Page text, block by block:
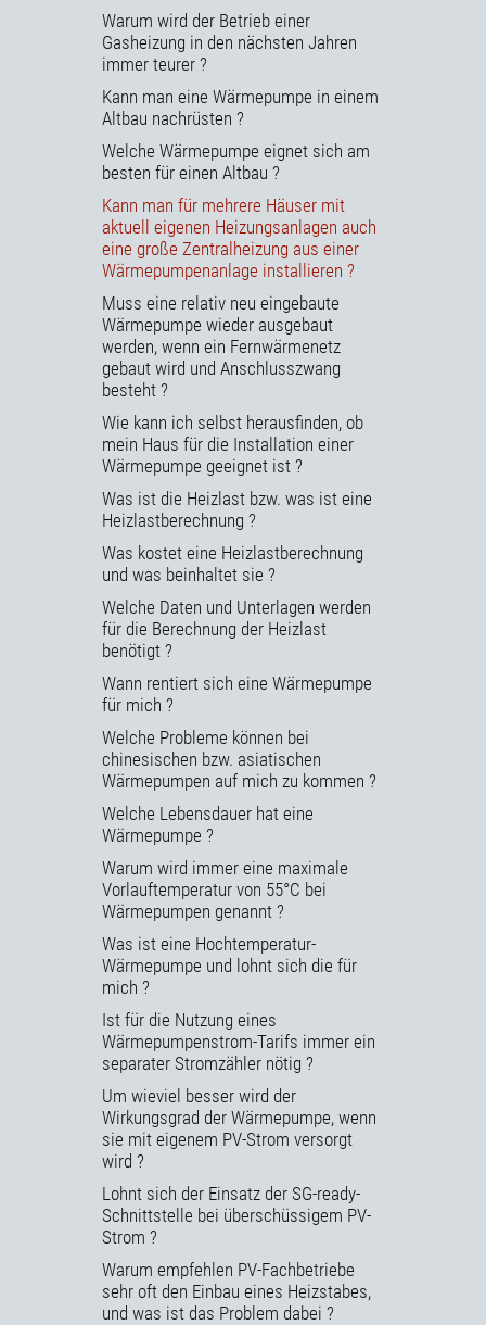
Warum wird der Betrieb einer
Gasheizung in den nächsten Jahren
immer teurer ?
Kann man eine Wärmepumpe in einem
Altbau nachrüsten ?
Welche Wärmepumpe eignet sich am
besten für einen Altbau ?
Kann man für mehrere Häuser mit
aktuell eigenen Heizungsanlagen auch
eine große Zentralheizung aus einer
Wärmepumpenanlage installieren ?
Muss eine relativ neu eingebaute
Wärmepumpe wieder ausgebaut
werden, wenn ein Fernwärmenetz
gebaut wird und Anschlusszwang
besteht ?
Wie kann ich selbst herausfinden, ob
mein Haus für die Installation einer
Wärmepumpe geeignet ist ?
Was ist die Heizlast bzw. was ist eine
Heizlastberechnung ?
Was kostet eine Heizlastberechnung
und was beinhaltet sie ?
Welche Daten und Unterlagen werden
für die Berechnung der Heizlast
benötigt ?
Wann rentiert sich eine Wärmepumpe
für mich ?
Welche Probleme können bei
chinesischen bzw. asiatischen
Wärmepumpen auf mich zu kommen ?
Welche Lebensdauer hat eine
Wärmepumpe ?
Warum wird immer eine maximale
Vorlauftemperatur von 55°C bei
Wärmepumpen genannt ?
Was ist eine Hochtemperatur-
Wärmepumpe und lohnt sich die für
mich ?
Ist für die Nutzung eines
Wärmepumpenstrom-Tarifs immer ein
separater Stromzähler nötig ?
Um wieviel besser wird der
Wirkungsgrad der Wärmepumpe, wenn
sie mit eigenem PV-Strom versorgt
wird ?
Lohnt sich der Einsatz der SG-ready-
Schnittstelle bei überschüssigem PV-
Strom ?
Warum empfehlen PV-Fachbetriebe
sehr oft den Einbau eines Heizstabes,
und was ist das Problem dabei ?